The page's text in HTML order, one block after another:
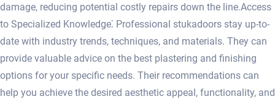
damage, reducing potential costly repairs down the line.​ Access
to Specialized Knowledge⁚ Professional stukadoors stay up-to-
date with industry trends, techniques, and materials.​ They can
provide valuable advice on the best plastering and finishing
options for your specific needs.​ Their recommendations can
help you achieve the desired aesthetic appeal, functionality, and